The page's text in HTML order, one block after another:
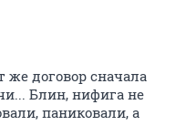
же договор сначала
Блин, нифига не
паниковали, а